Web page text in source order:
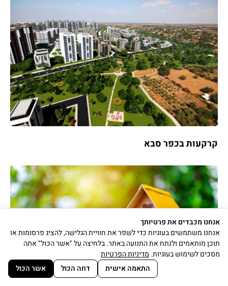
פתח סרגל נגישות
קרקעות בכפר סבא
אתר זה עושה שימוש בעוגיות (Cookies) לצורך שיפור
חוויית הגלישה, המלצות וסטטיסטיקות.מדיניות פרטיות
הבנתי
אנחנו מכבדים את פרטיותך
אנחנו משתמשים בעוגיות כדי לשפר את חוויית הגלישה, להציג פרסומות או
תוכן מותאמים ולנתח את התנועה באתר. בלחיצה על "אשר הכול" אתה
מסכים לשימוש בעוגיות. מדיניות הפרטיות
התאמה אישית
דחה הכול אשר הכול